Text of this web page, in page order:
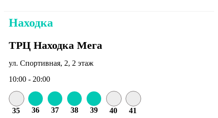
Находка
ТРЦ Находка Мега
ул. Спортивная, 2, 2 этаж
10:00 - 20:00
35 36 37 38 39 40 41